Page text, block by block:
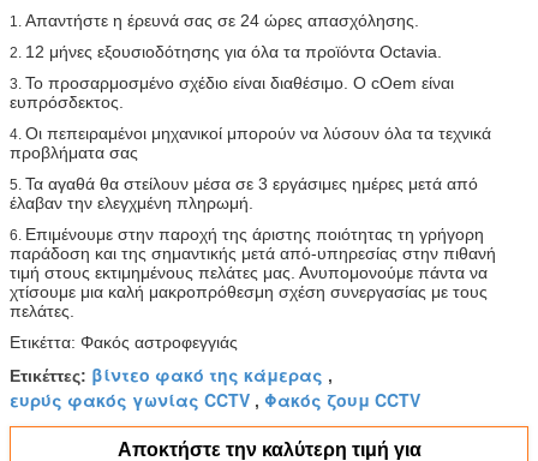
1. Απαντήστε η έρευνά σας σε 24 ώρες απασχόλησης.
2. 12 μήνες εξουσιοδότησης για όλα τα προϊόντα Octavia.
3. Το προσαρμοσμένο σχέδιο είναι διαθέσιμο. Ο cOem είναι
ευπρόσδεκτος.
4. Οι πεπειραμένοι μηχανικοί μπορούν να λύσουν όλα τα τεχνικά
προβλήματα σας
5. Τα αγαθά θα στείλουν μέσα σε 3 εργάσιμες ημέρες μετά από
έλαβαν την ελεγχμένη πληρωμή.
6. Επιμένουμε στην παροχή της άριστης ποιότητας τη γρήγορη
παράδοση και της σημαντικής μετά από-υπηρεσίας στην πιθανή
τιμή στους εκτιμημένους πελάτες μας. Ανυπομονούμε πάντα να
χτίσουμε μια καλή μακροπρόθεσμη σχέση συνεργασίας με τους
πελάτες.
Ετικέττα: Φακός αστροφεγγιάς
Ετικέττες: βίντεο φακό της κάμερας ,
ευρύς φακός γωνίας CCTV , Φακός ζουμ CCTV
Αποκτήστε την καλύτερη τιμή για